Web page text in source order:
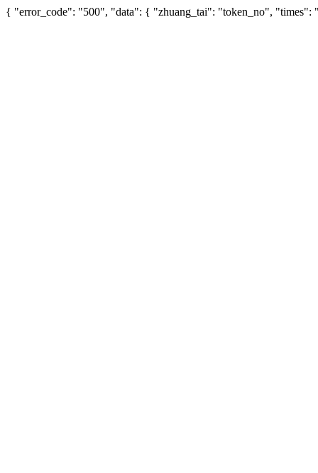
{ "error_code": "500", "data": { "zhuang_tai": "token_no", "times":